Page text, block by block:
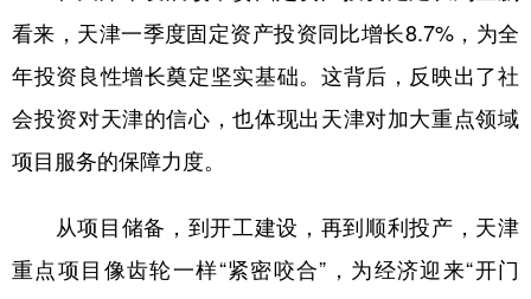
看来，天津一季度固定资产投资同比增长8.7%，为全
年投资良性增长奠定坚实基础。这背后，反映出了社
会投资对天津的信心，也体现出天津对加大重点领域
项目服务的保障力度。
从项目储备，到开工建设，再到顺利投产，天津
重点项目像齿轮一样“紧密咬合”，为经济迎来“开门